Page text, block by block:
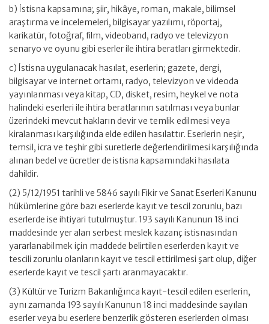
b) İstisna kapsamına; şiir, hikâye, roman, makale, bilimsel
araştırma ve incelemeleri, bilgisayar yazılımı, röportaj,
karikatür, fotoğraf, film, videoband, radyo ve televizyon
senaryo ve oyunu gibi eserler ile ihtira beratları girmektedir.
c) İstisna uygulanacak hasılat, eserlerin; gazete, dergi,
bilgisayar ve internet ortamı, radyo, televizyon ve videoda
yayınlanması veya kitap, CD, disket, resim, heykel ve nota
halindeki eserleri ile ihtira beratlarının satılması veya bunlar
üzerindeki mevcut hakların devir ve temlik edilmesi veya
kiralanması karşılığında elde edilen hasılattır. Eserlerin neşir,
temsil, icra ve teşhir gibi suretlerle değerlendirilmesi karşılığında
alınan bedel ve ücretler de istisna kapsamındaki hasılata
dahildir.
(2) 5/12/1951 tarihli ve 5846 sayılı Fikir ve Sanat Eserleri Kanunu
hükümlerine göre bazı eserlerde kayıt ve tescil zorunlu, bazı
eserlerde ise ihtiyari tutulmuştur. 193 sayılı Kanunun 18 inci
maddesinde yer alan serbest meslek kazanç istisnasından
yararlanabilmek için maddede belirtilen eserlerden kayıt ve
tescili zorunlu olanların kayıt ve tescil ettirilmesi şart olup, diğer
eserlerde kayıt ve tescil şartı aranmayacaktır.
(3) Kültür ve Turizm Bakanlığınca kayıt-tescil edilen eserlerin,
aynı zamanda 193 sayılı Kanunun 18 inci maddesinde sayılan
eserler veya bu eserlere benzerlik gösteren eserlerden olması